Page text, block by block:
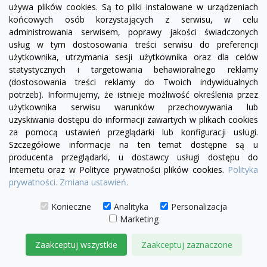
żółtyzielonyczerwony
czekoladowy
miętowy
błękitnyturkusowy
+24
używa plików cookies. Są to pliki instalowane w urządzeniach
końcowych osób korzystających z serwisu, w celu
administrowania serwisem, poprawy jakości świadczonych
usług w tym dostosowania treści serwisu do preferencji
użytkownika, utrzymania sesji użytkownika oraz dla celów
statystycznych i targetowania behawioralnego reklamy
(dostosowania treści reklamy do Twoich indywidualnych
potrzeb). Informujemy, że istnieje możliwość określenia przez
użytkownika serwisu warunków przechowywania lub
uzyskiwania dostępu do informacji zawartych w plikach cookies
za pomocą ustawień przeglądarki lub konfiguracji usługi.
Szczegółowe informacje na ten temat dostępne są u
producenta przeglądarki, u dostawcy usługi dostępu do
Internetu oraz w Polityce prywatności plików cookies. Polityka
prywatności. Zmiana ustawień.
Konieczne Analityka
Personalizacja
Marketing
Zaakceptuj wszystkie Zaakceptuj zaznaczone